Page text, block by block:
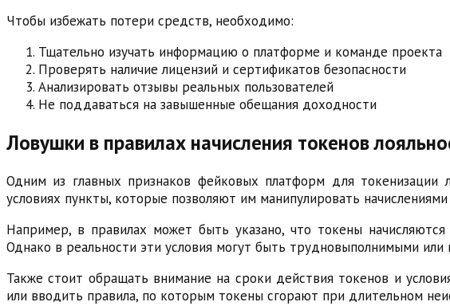
Чтобы избежать потери средств, необходимо:
Тщательно изучать информацию о платформе и команде проекта
Проверять наличие лицензий и сертификатов безопасности
Анализировать отзывы реальных пользователей
Не поддаваться на завышенные обещания доходности
Ловушки в правилах начисления токенов
Одним из главных признаков фейковых платформ для токенизации
условиях пункты, которые позволяют им манипулировать
Например, в правилах может быть указано, что токены
Однако в реальности эти условия могут быть трудновыполнимыми
Также стоит обращать внимание на сроки действия токенов и
или вводить правила, по которым токены сгорают при длительном